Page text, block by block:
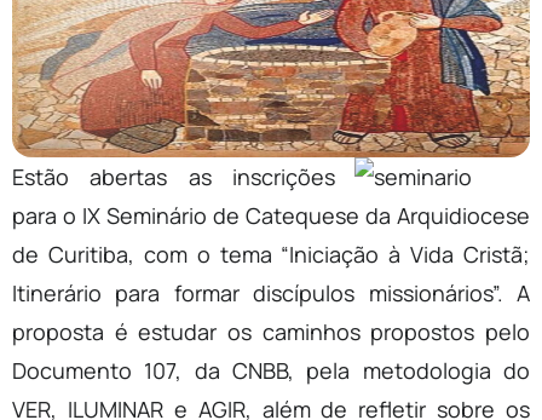
Estão abertas as inscrições
para o IX Seminário de Catequese da Arquidiocese
de Curitiba, com o tema “Iniciação à Vida Cristã;
Itinerário para formar discípulos missionários”. A
proposta é estudar os caminhos propostos pelo
Documento 107, da CNBB, pela metodologia do
VER, ILUMINAR e AGIR, além de refletir sobre os